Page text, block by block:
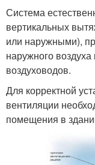
Система
вертикальных
или наружными),
наружного
воздуховодов.
Для корректной
вентиляции
помещения в